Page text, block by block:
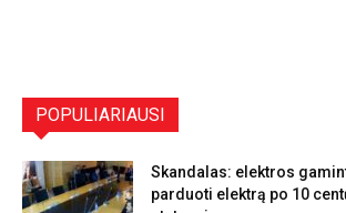
POPULIARIAUSI
Skandalas: elektros
parduoti elektrą po 10